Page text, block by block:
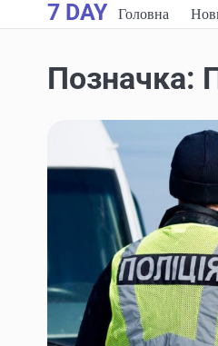
to
7 DAY Головна
Позначка: